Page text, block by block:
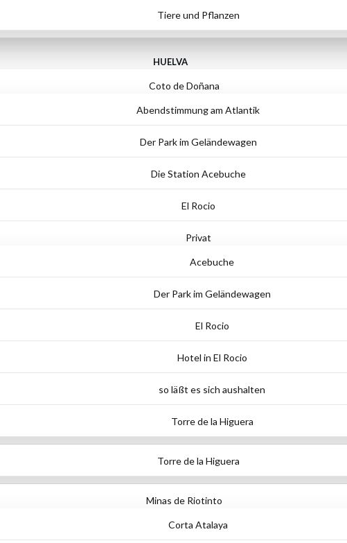
Tiere und Pflanzen
HUELVA
Coto de Doñana
Abendstimmung am Atlantik
Der Park im Geländewagen
Die Station Acebuche
El Rocio
Privat
Acebuche
Der Park im Geländewagen
El Rocio
Hotel in El Rocio
so läßt es sich aushalten
Torre de la Higuera
Torre de la Higuera
Minas de Riotinto
Corta Atalaya